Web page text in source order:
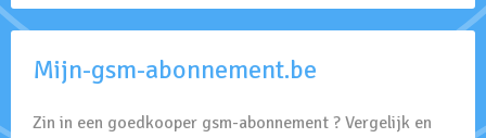
Mijn-gsm-abonnement.be
Zin in een goedkooper gsm-abonnement ? Vergelijk en